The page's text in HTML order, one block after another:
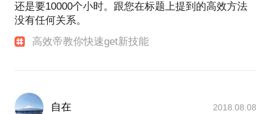
还是要10000个小时。跟您在标题上提到的高效方法
没有任何关系。
高效帝教你快速get新技能
自在 2018.08.08